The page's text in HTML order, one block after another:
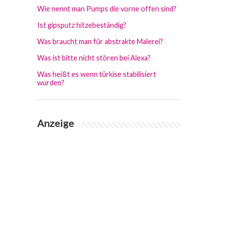
Wie nennt man Pumps die vorne offen sind?
Ist gipsputz hitzebeständig?
Was braucht man für abstrakte Malerei?
Was ist bitte nicht stören bei Alexa?
Was heißt es wenn türkise stabilisiert
wurden?
Anzeige